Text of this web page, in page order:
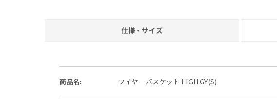
仕様・サイズ
商品名: ワイヤーバスケット HIGH GY(S)